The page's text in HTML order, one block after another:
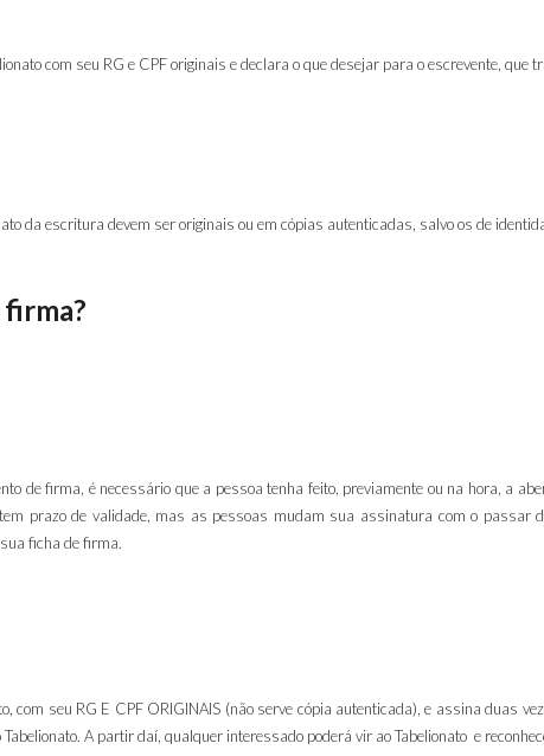
com seu RG e CPF originais e declara o que desejar para o escrevente,
da escritura devem ser originais ou em cópias autenticadas, salvo os de
de firma, é necessário que a pessoa tenha feito, previamente ou na hora, a
prazo de validade, mas as pessoas mudam sua assinatura com o passar
ficha de firma.
com seu RG E CPF ORIGINAIS (não serve cópia autenticada), e assina duas
A partir daí, qualquer interessado poderá vir ao Tabelionato e